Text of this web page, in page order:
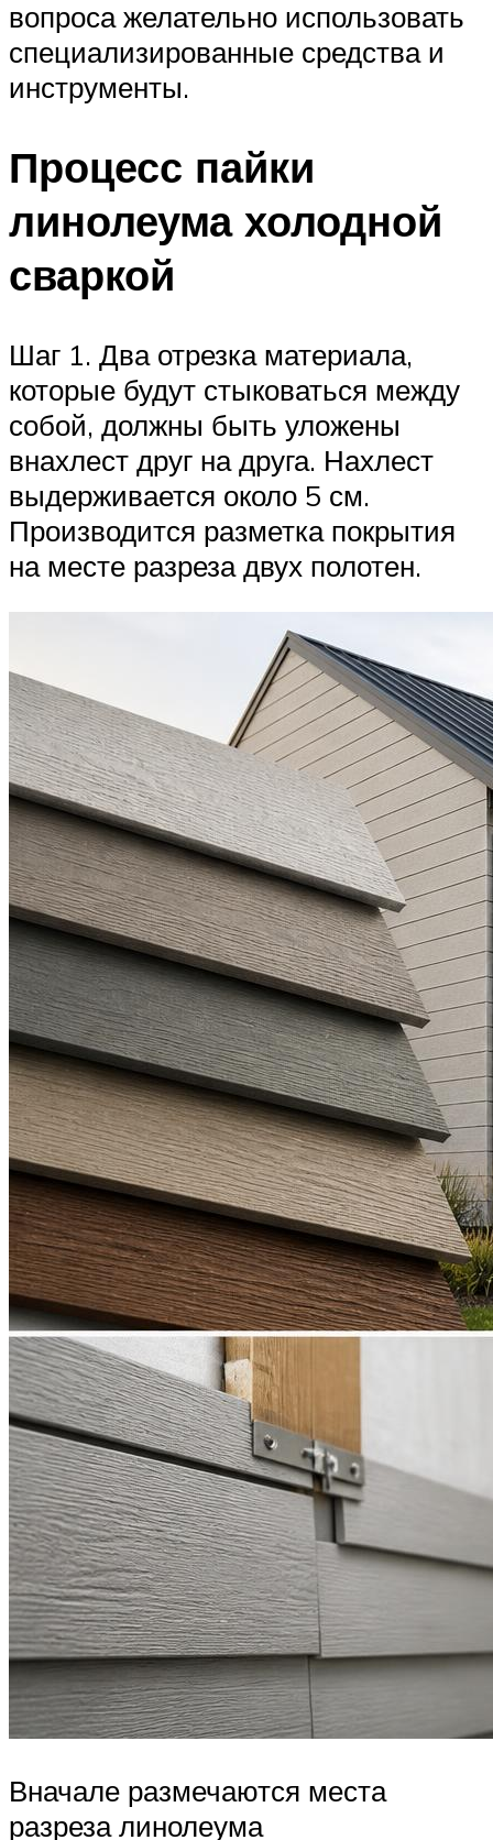
вопроса желательно использовать
специализированные средства и
инструменты.
Процесс пайки
линолеума холодной
сваркой
Шаг 1. Два отрезка материала,
которые будут стыковаться между
собой, должны быть уложены
внахлест друг на друга. Нахлест
выдерживается около 5 см.
Производится разметка покрытия
на месте разреза двух полотен.
Вначале размечаются места
разреза линолеума